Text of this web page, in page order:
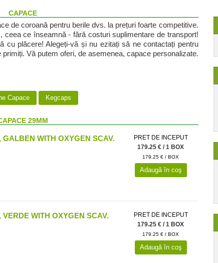
CAPACE
de coroană pentru berile dvs. la prețuri foarte competitive.
ce înseamnă - fără costuri suplimentare de transport!
cu plăcere! Alegeți-vă și nu ezitați să ne contactați pentru
Vă putem oferi, de asemenea, capace personalizate.
Capace Kegcaps
29MM
WITH OXYGEN SCAV.
PRET DE INCEPUT
179.25 € / 1 BOX
179.25 € / BOX
Adaugă în coş
WITH OXYGEN SCAV.
PRET DE INCEPUT
179.25 € / 1 BOX
179.25 € / BOX
Adaugă în coş